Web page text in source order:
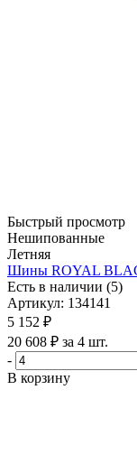
Быстрый просмотр
Нешипованные
Летняя
Шины ROYAL
Есть в наличии (5)
Артикул: 134141
5 152 ₽
20 608 ₽ за 4 шт.
-
В корзину